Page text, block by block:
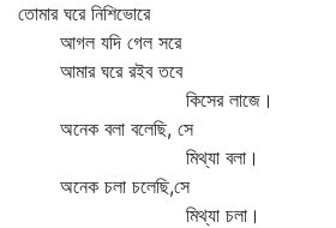
তোমার ঘরে নিশিভোরে
আগল যদি গেল সরে
আমার ঘরে রইব তবে
কিসের লাজে।
অনেক বলা বলেছি, সে
মিথ্যা বলা।
অনেক চলা চলেছি,সে
মিথ্যা চলা।